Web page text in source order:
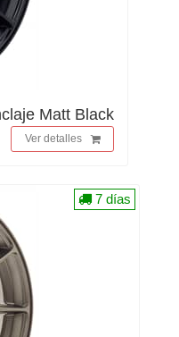
Matt Black
Ver detalles
7 días